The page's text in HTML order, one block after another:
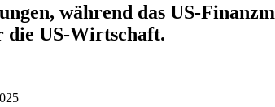
während das US-
die US-Wirtschaft.